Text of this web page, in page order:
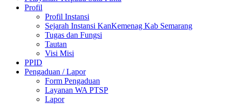
Profil
Profil Instansi
Sejarah Instansi KanKemenag Kab Semarang
Tugas dan Fungsi
Tautan
Visi Misi
PPID
Pengaduan / Lapor
Form Pengaduan
Layanan WA PTSP
Lapor